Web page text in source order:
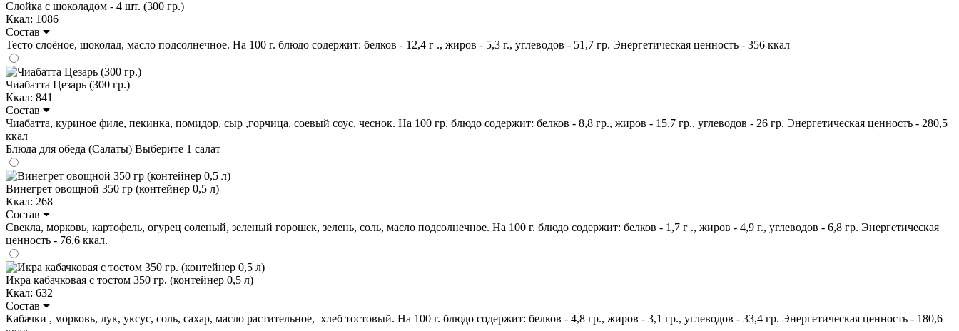
Слойка с шоколадом - 4 шт. (300 гр.)
Ккал: 1086
Состав
Тесто слоёное, шоколад, масло подсолнечное. На 100 г. блюдо содержит: белков - 12,4 г ., жиров - 5,3 г., углеводов - 51,7 гр. Энергетическая ценность - 356 ккал
Чиабатта Цезарь (300 гр.)
Ккал: 841
Состав
Чиабатта, куриное филе, пекинка, помидор, сыр ,горчица, соевый соус, чеснок. На 100 гр. блюдо содержит: белков - 8,8 гр., жиров - 15,7 гр., углеводов - 26 гр. Энергетическая ценность - 280,5
ккал
Блюда для обеда (Салаты) Выберите 1 салат
Винегрет овощной 350 гр (контейнер 0,5 л)
Ккал: 268
Состав
Свекла, морковь, картофель, огурец соленый, зеленый горошек, зелень, соль, масло подсолнечное. На 100 г. блюдо содержит: белков - 1,7 г ., жиров - 4,9 г., углеводов - 6,8 гр. Энергетическая
ценность - 76,6 ккал.
Икра кабачковая с тостом 350 гр. (контейнер 0,5 л)
Ккал: 632
Состав
Кабачки , морковь, лук, уксус, соль, сахар, масло растительное, хлеб тостовый. На 100 г. блюдо содержит: белков - 4,8 гр., жиров - 3,1 гр., углеводов - 33,4 гр. Энергетическая ценность - 180,6